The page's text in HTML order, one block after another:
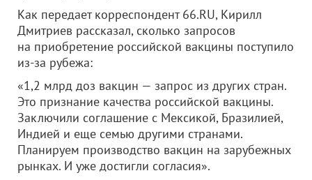
Как передает корреспондент 66.RU, Кирилл
Дмитриев рассказал, сколько запросов
на приобретение российской вакцины поступило
из-за рубежа:
«1,2 млрд доз вакцин — запрос из других стран.
Это признание качества российской вакцины.
Заключили соглашение с Мексикой, Бразилией,
Индией и еще семью другими странами.
Планируем производство вакцин на зарубежных
рынках. И уже достигли согласия».